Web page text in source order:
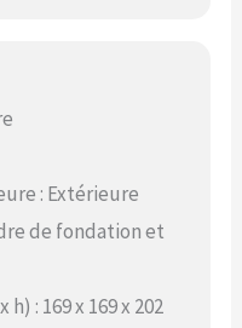
: Extérieure
de fondation et
: 169 x 169 x 202